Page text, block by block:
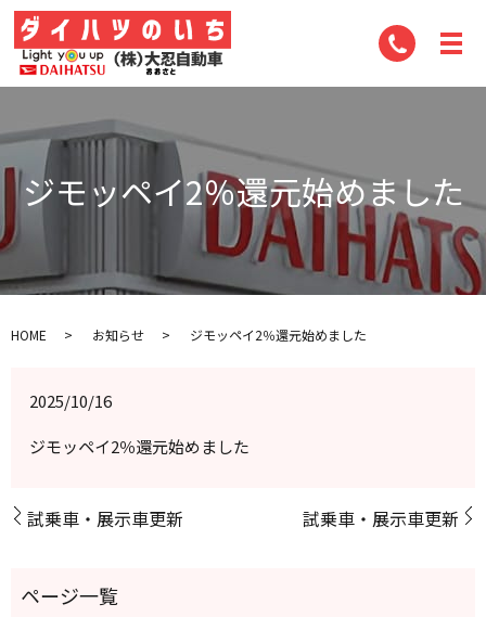
ジモッペイ2％還元始めました
HOME お知らせ ジモッペイ2％還元始めました
2025/10/16
ジモッペイ2％還元始めました
試乗車・展示車更新 試乗車・展示車更新